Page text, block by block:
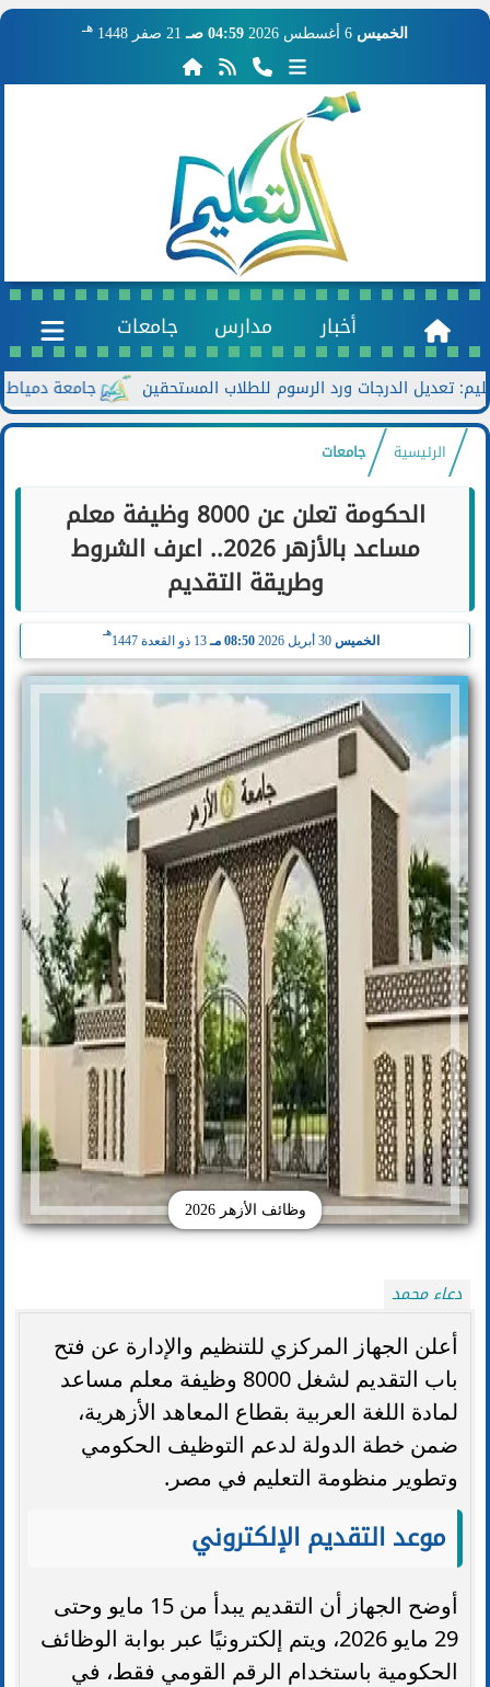
الخميس 04:59 صـ 21 صفر 1448 هـ
أخبار مدارس جامعات
جامعة دمياط تعزز
الرئيسية جامعات
الحكومة تعلن عن 8000 وظيفة معلم
مساعد بالأزهر 2026.. اعرف الشروط
وطريقة التقديم
الخميس 30 أبريل 2026 08:50 مـ 13 ذو القعدة 1447
هـ
وظائف الأزهر 2026
دعاء محمد
أعلن الجهاز المركزي للتنظيم والإدارة عن فتح
باب التقديم لشغل 8000 وظيفة معلم مساعد
لمادة اللغة العربية بقطاع المعاهد الأزهرية،
ضمن خطة الدولة لدعم التوظيف الحكومي
وتطوير منظومة التعليم في مصر.
موعد التقديم الإلكتروني
أوضح الجهاز أن التقديم يبدأ من 15 مايو وحتى
29 مايو 2026، ويتم إلكترونيًا عبر بوابة الوظائف
الحكومية باستخدام الرقم القومي فقط، في